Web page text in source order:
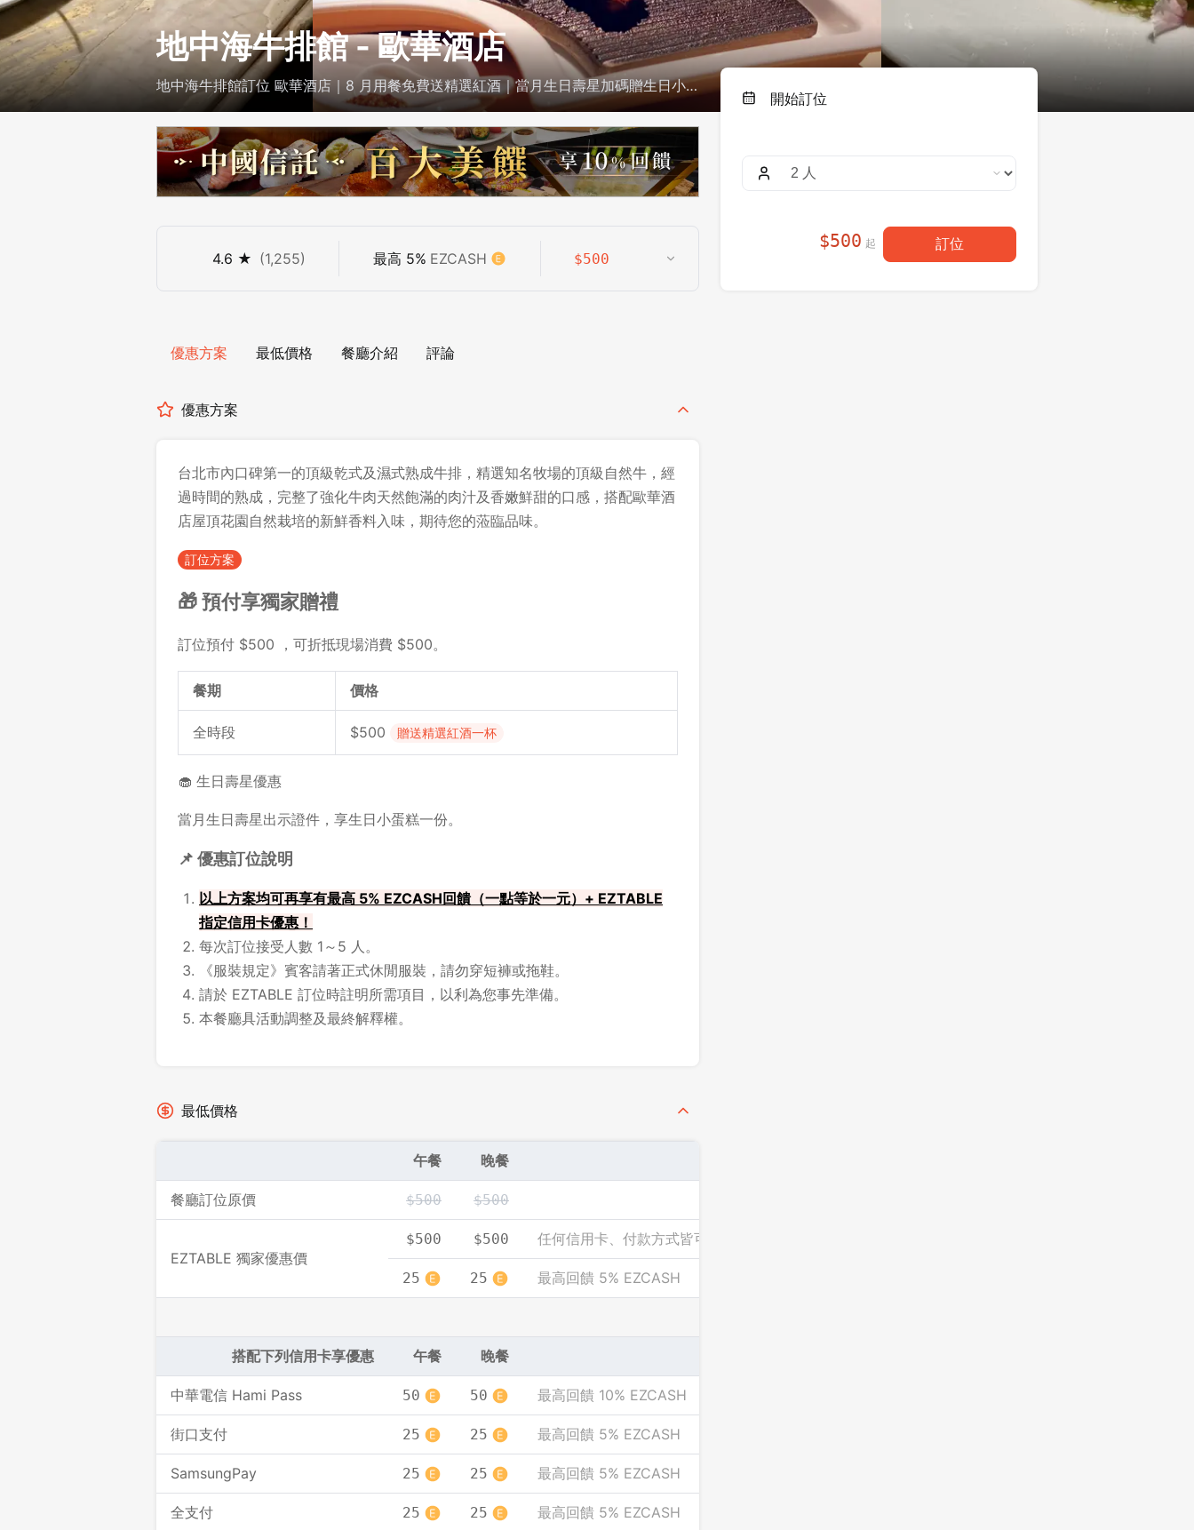
地中海牛排館 - 歐華酒店
地中海牛排館訂位 歐華酒店｜8 月用餐免費送精選紅酒｜當月生日壽星加碼贈生日小
蛋糕
4.6 ★ (1,255) 最高 5% EZCASH $500
優惠方案 最低價格 餐廳介紹 評論
優惠方案
台北市內口碑第一的頂級乾式及濕式熟成牛排，精選知名牧場的頂級自然牛，經
過時間的熟成，完整了強化牛肉天然飽滿的肉汁及香嫩鮮甜的口感，搭配歐華酒
店屋頂花園自然栽培的新鮮香料入味，期待您的蒞臨品味。
訂位方案
🎁 預付享獨家贈禮
訂位預付 $500 ，可折抵現場消費 $500。
餐期 價格
全時段 $500 贈送精選紅酒一杯
🧁 生日壽星優惠
當月生日壽星出示證件，享生日小蛋糕一份。
📌 優惠訂位說明
以上方案均可再享有最高 5% EZCASH回饋（一點等於一元）+ EZTABLE
指定信用卡優惠！
每次訂位接受人數 1～5 人。
《服裝規定》賓客請著正式休閒服裝，請勿穿短褲或拖鞋。
請於 EZTABLE 訂位時註明所需項目，以利為您事先準備。
本餐廳具活動調整及最終解釋權。
最低價格
午餐 晚餐
餐廳訂位原價 $500 $500
EZTABLE 獨家優惠價
$500 $500 任何信用卡、付款方式皆可享此優惠價
25 25 最高回饋 5% EZCASH
搭配下列信用卡享優惠 午餐 晚餐
中華電信 Hami Pass 50 50 最高回饋 10% EZCASH
街口支付 25 25 最高回饋 5% EZCASH
SamsungPay 25 25 最高回饋 5% EZCASH
全支付 25 25 最高回饋 5% EZCASH
開始訂位
$500 起 訂位